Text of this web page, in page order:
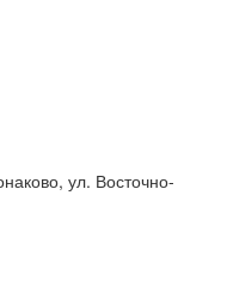
ул. Восточно-